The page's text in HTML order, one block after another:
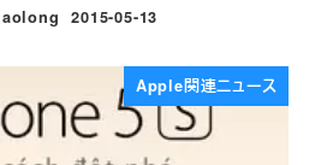
投稿日
2015-05-13
Apple関連ニュース